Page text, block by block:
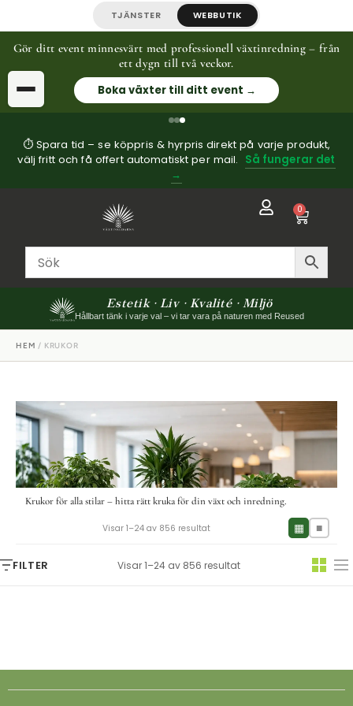
TJÄNSTER WEBBUTIK
Gör ditt event minnesvärt med professionell växtinredning – från
ett dygn till två veckor.
Boka växter till ditt event →
⏱ Spara tid – se köppris & hyrpris direkt på varje produkt,
välj fritt och få offert automatiskt per mail. Så fungerar det
→
0
Estetik · Liv · Kvalité · Miljö
Hållbart tänk i varje val – vi tar vara på naturen med Reused
HEM / KRUKOR
Krukor för alla stilar – hitta rätt kruka för din växt och inredning.
Visar 1–24 av 856 resultat ▦ ■
FILTER Visar 1–24 av 856 resultat